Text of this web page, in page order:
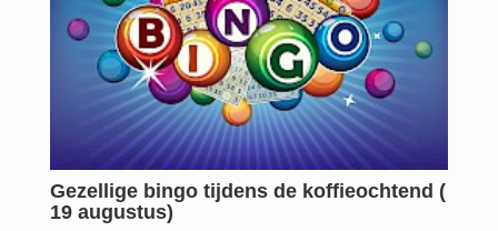
Gezellige bingo tijdens de koffieochtend (
19 augustus)